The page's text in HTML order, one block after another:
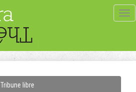
Tribune libre